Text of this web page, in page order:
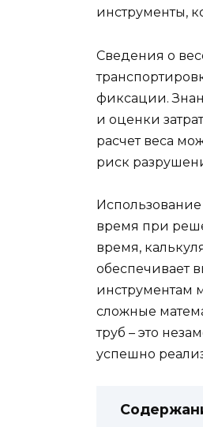
инструменты,
Сведения о
фиксации.
и оценки
расчет веса
риск
Использование
время при
время,
обеспечивает
инструментам
сложные
труб – это
успешно